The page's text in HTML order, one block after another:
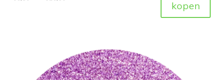
kopen